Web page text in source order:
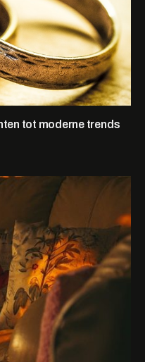
tot moderne trends